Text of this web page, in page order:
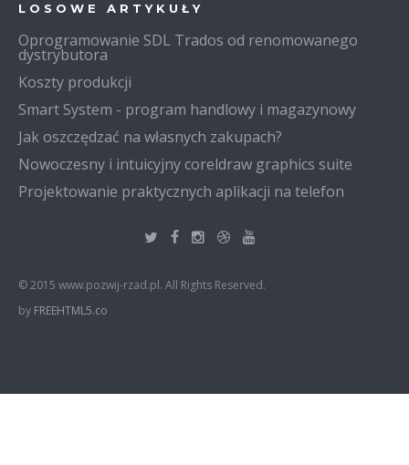
LOSOWE ARTYKUŁY
Oprogramowanie SDL Trados od renomowanego
dystrybutora
Koszty produkcji
Smart System - program handlowy i magazynowy
Jak oszczędzać na własnych zakupach?
Nowoczesny i intuicyjny coreldraw graphics suite
Projektowanie praktycznych aplikacji na telefon
© 2015 www.pozwij-rzad.pl. All Rights Reserved.
by FREEHTML5.co